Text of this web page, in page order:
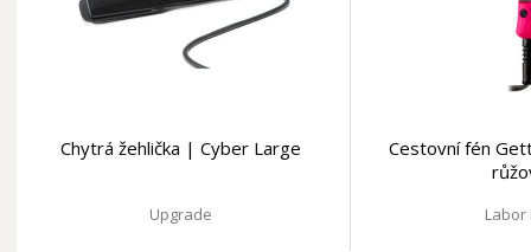
Chytrá žehlička | Cyber Large
Upgrade
Cestovní fén
Labor